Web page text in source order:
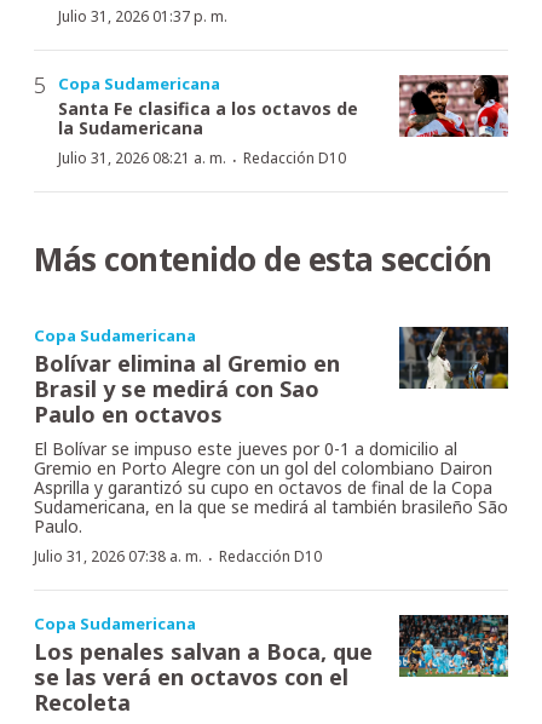
Julio 31, 2026 01:37 p. m.
Copa Sudamericana
Santa Fe clasifica a los octavos de
la Sudamericana
Julio 31, 2026 08:21 a. m. · Redacción D10
Más contenido de esta sección
Copa Sudamericana
Bolívar elimina al Gremio en
Brasil y se medirá con Sao
Paulo en octavos
El Bolívar se impuso este jueves por 0-1 a domicilio al
Gremio en Porto Alegre con un gol del colombiano Dairon
Asprilla y garantizó su cupo en octavos de final de la Copa
Sudamericana, en la que se medirá al también brasileño São
Paulo.
Julio 31, 2026 07:38 a. m. · Redacción D10
Copa Sudamericana
Los penales salvan a Boca, que
se las verá en octavos con el
Recoleta